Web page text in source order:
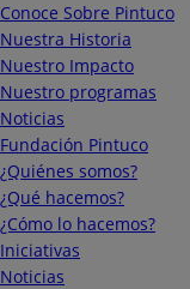
Conoce Sobre Pintuco
Nuestra Historia
Nuestro Impacto
Nuestro programas
Noticias
Fundación Pintuco
¿Quiénes somos?
¿Qué hacemos?
¿Cómo lo hacemos?
Iniciativas
Noticias